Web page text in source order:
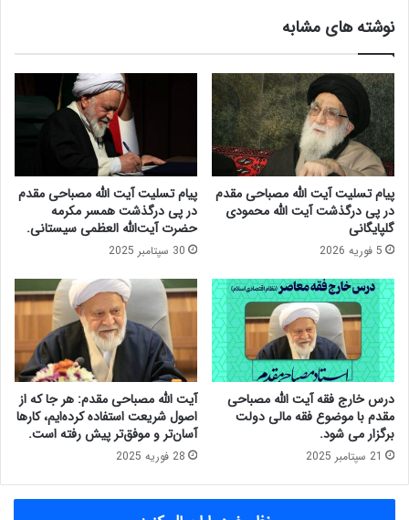
ی
ع
ا
ل
ی
ن
ظ
ا
ر
ت
م
ج
م
ع
ت
ش
خ
ی
ص
م
ص
ح
خ
ا
ج
«
ف
ق
ه
ب
و
ر
س
»
م
ط
ر
ح
ش
د
:
ش
ر
ا
ط
نوشته های مشابه
پیام تسلیت آیت الله مصباحی مقدم
در پی درگذشت آیت الله محمودی
گلپایگانی
5 فوریه 2026
پیام تسلیت آیت الله مصباحی مقدم
در پی درگذشت همسر مکرمه
حضرت آیت‌الله العظمی سیستانی.
30 سپتامبر 2025
درس خارج فقه آیت الله مصباحی
مقدم با موضوع فقه مالی دولت
برگزار می شود.
21 سپتامبر 2025
آیت الله مصباحی مقدم: هر جا که از
اصول شریعت استفاده کرده‌ایم، کارها
آسان‌تر و موفق‌تر پیش رفته است.
28 فوریه 2025